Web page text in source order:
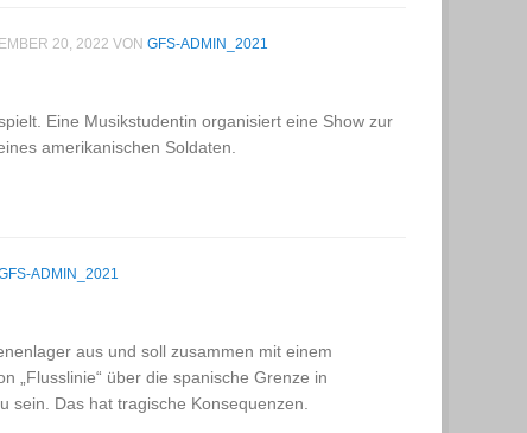
20, 2022 VON GFS-ADMIN_2021
Eine Musikstudentin organisiert eine Show zur
amerikanischen Soldaten.
ADMIN_2021
aus und soll zusammen mit einem
„Flusslinie“ über die spanische Grenze in
sein. Das hat tragische Konsequenzen.